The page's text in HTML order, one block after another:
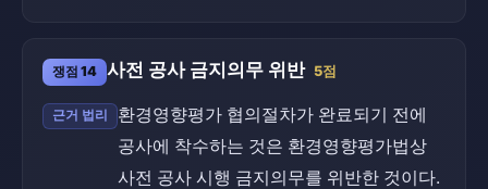
쟁점 14 사전 공사 금지의무 위반 5점
근거 법리
환경영향평가 협의절차가 완료되기 전에
공사에 착수하는 것은 환경영향평가법상
사전 공사 시행 금지의무를 위반한 것이다.